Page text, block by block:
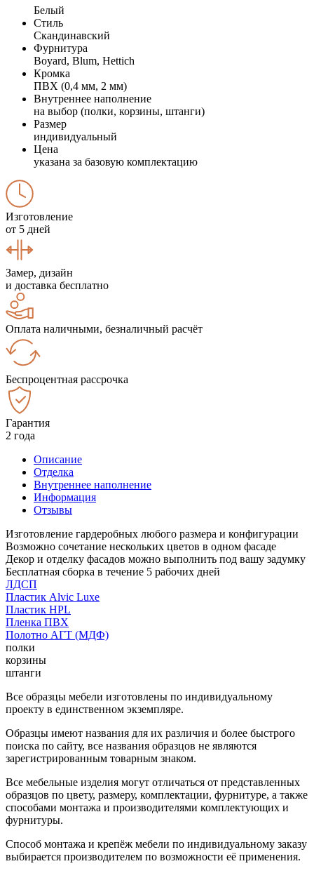
Белый
Стиль
Скандинавский
Фурнитура
Boyard, Blum, Hettich
Кромка
ПВХ (0,4 мм, 2 мм)
Внутреннее наполнение
на выбор (полки, корзины, штанги)
Размер
индивидуальный
Цена
указана за базовую комплектацию
Изготовление
от 5 дней
Замер, дизайн
и доставка бесплатно
Оплата наличными, безналичный расчёт
Беспроцентная рассрочка
Гарантия
2 года
Описание
Отделка
Внутреннее наполнение
Информация
Отзывы
Изготовление гардеробных любого размера и конфигурации
Возможно сочетание нескольких цветов в одном фасаде
Декор и отделку фасадов можно выполнить под вашу задумку
Бесплатная сборка в течение 5 рабочих дней
ЛДСП
Пластик Alvic Luxe
Пластик HPL
Пленка ПВХ
Полотно АГТ (МДФ)
полки
корзины
штанги
Все образцы мебели изготовлены по индивидуальному
проекту в единственном экземпляре.
Образцы имеют названия для их различия и более быстрого
поиска по сайту, все названия образцов не являются
зарегистрированным товарным знаком.
Все мебельные изделия могут отличаться от представленных
образцов по цвету, размеру, комплектации, фурнитуре, а также
способами монтажа и производителями комплектующих и
фурнитуры.
Способ монтажа и крепёж мебели по индивидуальному заказу
выбирается производителем по возможности её применения.